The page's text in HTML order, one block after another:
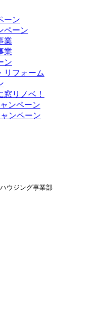
ーン
ペーン
業
業
ン
リフォーム
リノベ！
ンペーン
ンペーン
ウジング事業部